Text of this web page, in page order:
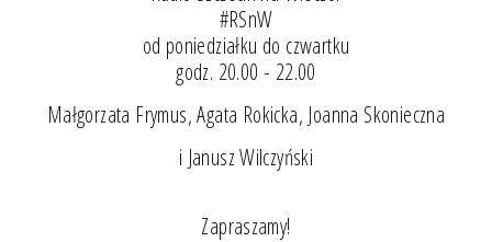
#RSnW
od poniedziałku do czwartku
godz. 20.00 - 22.00
Małgorzata Frymus, Agata Rokicka, Joanna Skonieczna
i Janusz Wilczyński
Zapraszamy!